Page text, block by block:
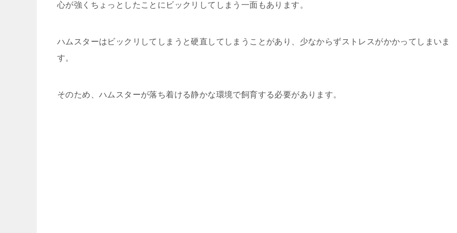
心が強くちょっとしたことにビックリしてしまう一面もあります。
ハムスターはビックリしてしまうと硬直してしまうことがあり、少なからずストレスがかかってしまいま
す。
そのため、ハムスターが落ち着ける静かな環境で飼育する必要があります。